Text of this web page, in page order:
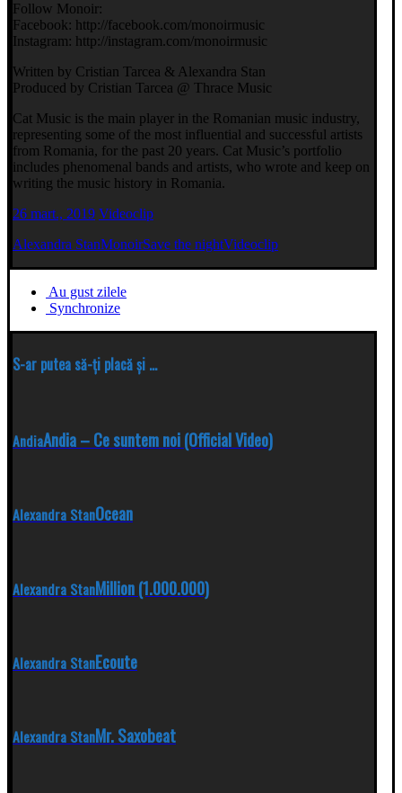
Follow Monoir:
Facebook: http://facebook.com/monoirmusic
Instagram: http://instagram.com/monoirmusic
Written by Cristian Tarcea & Alexandra Stan
Produced by Cristian Tarcea @ Thrace Music
Cat Music is the main player in the Romanian music industry,
representing some of the most influential and successful artists
from Romania, for the past 20 years. Cat Music’s portfolio
includes phenomenal bands and artists, who wrote and keep on
writing the music history in Romania.
26 mart., 2019 Videoclip
Alexandra StanMonoirSave the nightVideoclip
Au gust zilele
Synchronize
S-ar putea să-ți placă și ...
AndiaAndia – Ce suntem noi (Official Video)
Alexandra StanOcean
Alexandra StanMillion (1.000.000)
Alexandra StanEcoute
Alexandra StanMr. Saxobeat